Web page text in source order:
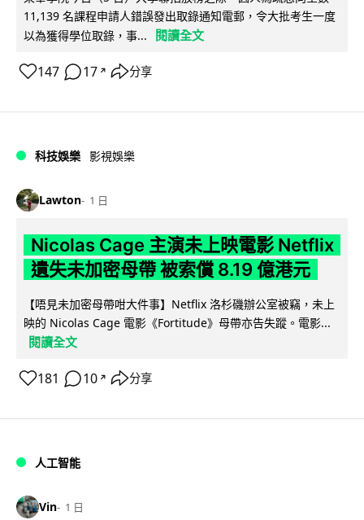
11,139 名課程申請人錯誤發出取錄通知電郵，令大批考生一度
以為獲得學位取錄，事...
閱讀全文
147 17 ↗ 分享
科技娛樂 影視娛樂
Lawton 1 日
Nicolas Cage 主演未上映電影 Netflix
遺失未加密母帶 被索償 8.19 億港元
【唔見未加密母帶咁大件事】Netflix 洛杉磯辦公室被竊，未上
映的 Nicolas Cage 電影《Fortitude》母帶亦告失蹤。電影...
閱讀全文
181 10 ↗ 分享
人工智能
Vin 1 日